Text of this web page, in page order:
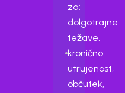
za:
dolgotrajne
težave,
kronično
utrujenost,
občutek,